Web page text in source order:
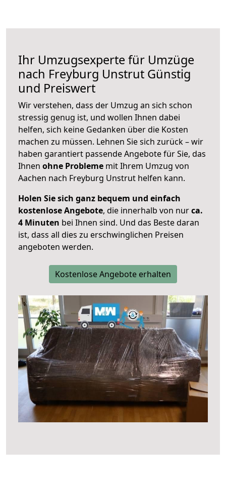
Ihr Umzugsexperte für Umzüge
nach Freyburg Unstrut Günstig
und Preiswert
Wir verstehen, dass der Umzug an sich schon
stressig genug ist, und wollen Ihnen dabei
helfen, sich keine Gedanken über die Kosten
machen zu müssen. Lehnen Sie sich zurück – wir
haben garantiert passende Angebote für Sie, das
Ihnen ohne Probleme mit Ihrem Umzug von
Aachen nach Freyburg Unstrut helfen kann.
Holen Sie sich ganz bequem und einfach
kostenlose Angebote, die innerhalb von nurca.
4 Minuten bei Ihnen sind. Und das Beste daran
ist, dass all dies zu erschwinglichen Preisen
angeboten werden.
Kostenlose Angebote erhalten